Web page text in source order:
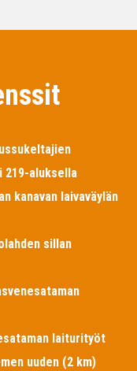
219-aluksella
kanavan laivaväylän
sillan
laiturityöt
uuden (2 km)